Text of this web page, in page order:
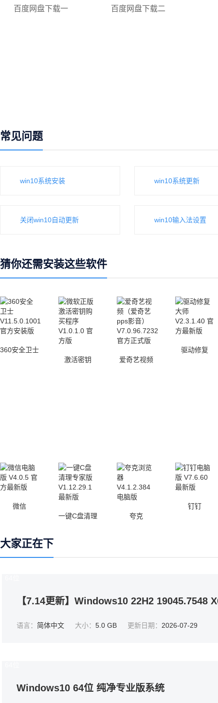
百度网盘下载一 百度网盘下载二
常见问题
win10系统安装 win10系统更新
关闭win10自动更新 win10输入法设置
猜你还需安装这些软件
360安全卫士
激活密钥
爱奇艺视频
驱动修复
微信
一键C盘清理
夸克
钉钉
大家正在下
【7.14更新】Windows10 22H2 19045.7548
语言： 简体中文 大小： 5.0 GB 更新日期： 2026-07-29
Windows10 64位 纯净专业版系统